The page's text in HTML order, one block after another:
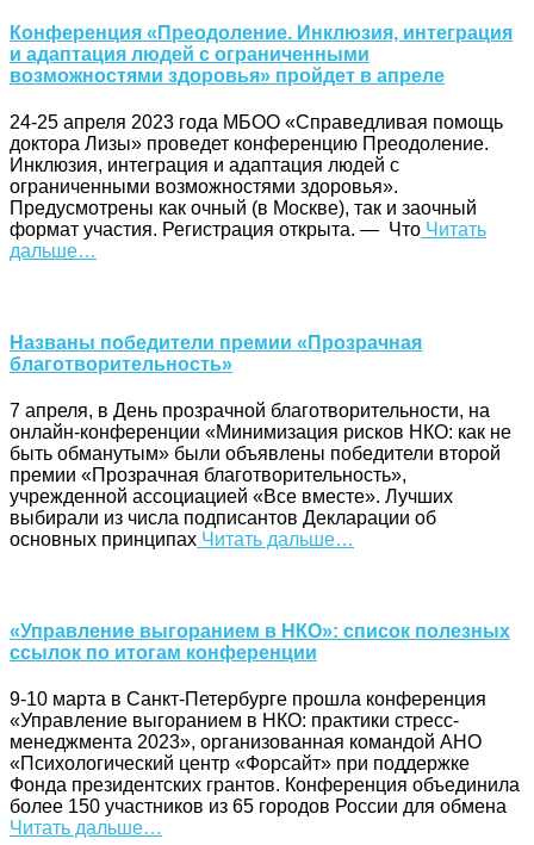
Конференция «Преодоление. Инклюзия, интеграция
и адаптация людей с ограниченными
возможностями здоровья» пройдет в апреле
24-25 апреля 2023 года МБОО «Справедливая помощь
доктора Лизы» проведет конференцию Преодоление.
Инклюзия, интеграция и адаптация людей с
ограниченными возможностями здоровья».
Предусмотрены как очный (в Москве), так и заочный
формат участия. Регистрация открыта. — Что Читать
дальше…
Названы победители премии «Прозрачная
благотворительность»
7 апреля, в День прозрачной благотворительности, на
онлайн-конференции «Минимизация рисков НКО: как не
быть обманутым» были объявлены победители второй
премии «Прозрачная благотворительность»,
учрежденной ассоциацией «Все вместе». Лучших
выбирали из числа подписантов Декларации об
основных принципах Читать дальше…
«Управление выгоранием в НКО»: список полезных
ссылок по итогам конференции
9-10 марта в Санкт-Петербурге прошла конференция
«Управление выгоранием в НКО: практики стресс-
менеджмента 2023», организованная командой АНО
«Психологический центр «Форсайт» при поддержке
Фонда президентских грантов. Конференция объединила
более 150 участников из 65 городов России для обмена
Читать дальше…